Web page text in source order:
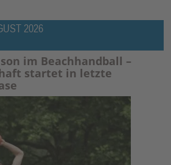
2026
im Beachhandball –
startet in letzte